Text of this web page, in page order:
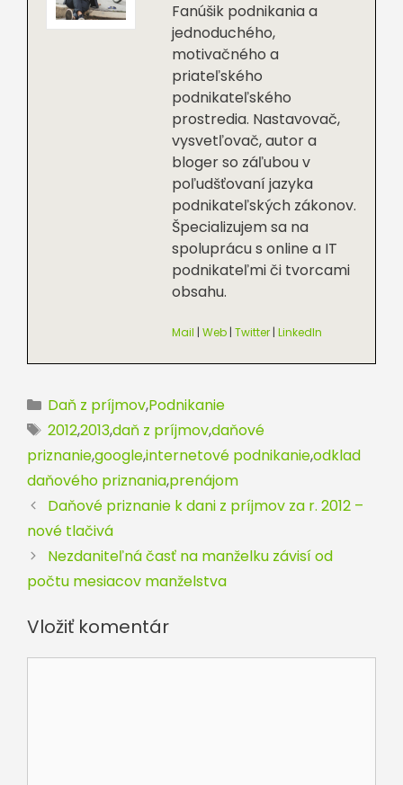
Fanúšik podnikania a
jednoduchého,
motivačného a
priateľského
podnikateľského
prostredia. Nastavovač,
vysvetľovač, autor a
bloger so záľubou v
poľudšťovaní jazyka
podnikateľských zákonov.
Špecializujem sa na
spoluprácu s online a IT
podnikateľmi či tvorcami
obsahu.
Mail | Web | Twitter | LinkedIn
Kategórie
Daň z príjmov,Podnikanie
Značky
2012,2013,daň z príjmov,daňové
priznanie,google,internetové podnikanie,odklad
daňového priznania,prenájom
Daňové priznanie k dani z príjmov za r. 2012 –
nové tlačivá
Nezdaniteľná časť na manželku závisí od
počtu mesiacov manželstva
Vložiť komentár